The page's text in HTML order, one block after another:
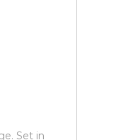
Set in